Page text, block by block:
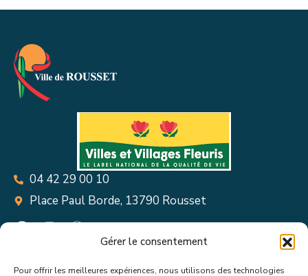
Gérer le consentement
Pour offrir les meilleures expériences, nous utilisons des technologies
04 42 29 00 10
Place Paul Borde, 13790 Rousset